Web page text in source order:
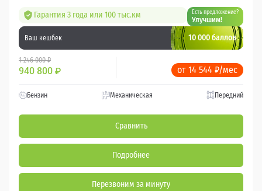
Гарантия 3 года или 100 тыс.км Есть предложение?
Улучшим!
Ваш кешбек 10 000 баллов
1 246 000 ₽
940 800 ₽ от 14 544 ₽/мес
Бензин Механическая Передний
Сравнить
Подробнее
Перезвоним за минуту